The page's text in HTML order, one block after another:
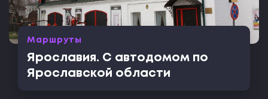
Маршруты
Ярославия. С автодомом по
Ярославской области